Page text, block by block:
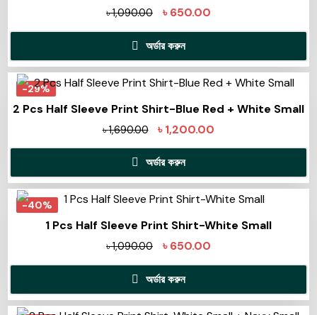
৳1,090.00 ৳650.00
অর্ডার করুন
-29%
2 Pcs Half Sleeve Print Shirt-Blue Red + White Small
৳1,690.00 ৳1,200.00
অর্ডার করুন
-40%
1 Pcs Half Sleeve Print Shirt-White Small
৳1,090.00 ৳650.00
অর্ডার করুন